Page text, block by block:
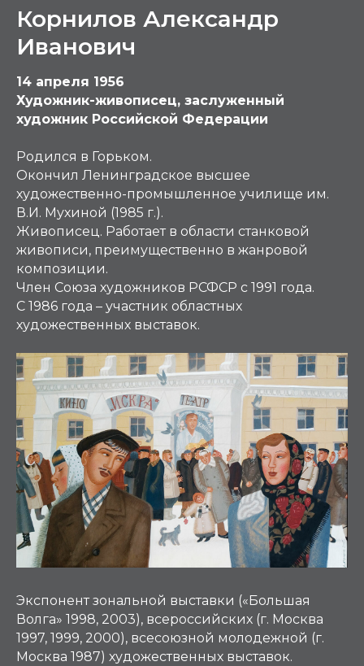
Корнилов Александр
Иванович
14 апреля 1956
Художник-живописец, заслуженный
художник Российской Федерации
Родился в Горьком.
Окончил Ленинградское высшее
художественно-промышленное училище им.
В.И. Мухиной (1985 г.).
Живописец. Работает в области станковой
живописи, преимущественно в жанровой
композиции.
Член Союза художников РСФСР с 1991 года.
С 1986 года – участник областных
художественных выставок.
Экспонент зональной выставки («Большая
Волга» 1998, 2003), всероссийских (г. Москва
1997, 1999, 2000), всесоюзной молодежной (г.
Москва 1987) художественных выставок.